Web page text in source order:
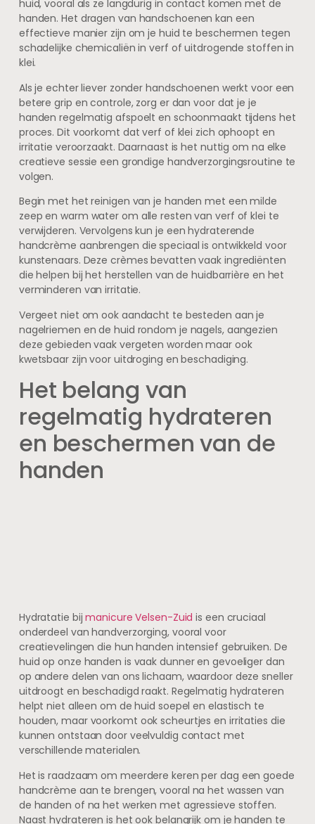
huid, vooral als ze langdurig in contact komen met de
handen. Het dragen van handschoenen kan een
effectieve manier zijn om je huid te beschermen tegen
schadelijke chemicaliën in verf of uitdrogende stoffen in
klei.
Als je echter liever zonder handschoenen werkt voor een
betere grip en controle, zorg er dan voor dat je je
handen regelmatig afspoelt en schoonmaakt tijdens het
proces. Dit voorkomt dat verf of klei zich ophoopt en
irritatie veroorzaakt. Daarnaast is het nuttig om na elke
creatieve sessie een grondige handverzorgingsroutine te
volgen.
Begin met het reinigen van je handen met een milde
zeep en warm water om alle resten van verf of klei te
verwijderen. Vervolgens kun je een hydraterende
handcrème aanbrengen die speciaal is ontwikkeld voor
kunstenaars. Deze crèmes bevatten vaak ingrediënten
die helpen bij het herstellen van de huidbarrière en het
verminderen van irritatie.
Vergeet niet om ook aandacht te besteden aan je
nagelriemen en de huid rondom je nagels, aangezien
deze gebieden vaak vergeten worden maar ook
kwetsbaar zijn voor uitdroging en beschadiging.
Het belang van
regelmatig hydrateren
en beschermen van de
handen
Hydratatie bijmanicure Velsen-Zuid is een cruciaal
onderdeel van handverzorging, vooral voor
creatievelingen die hun handen intensief gebruiken. De
huid op onze handen is vaak dunner en gevoeliger dan
op andere delen van ons lichaam, waardoor deze sneller
uitdroogt en beschadigd raakt. Regelmatig hydrateren
helpt niet alleen om de huid soepel en elastisch te
houden, maar voorkomt ook scheurtjes en irritaties die
kunnen ontstaan door veelvuldig contact met
verschillende materialen.
Het is raadzaam om meerdere keren per dag een goede
handcrème aan te brengen, vooral na het wassen van
de handen of na het werken met agressieve stoffen.
Naast hydrateren is het ook belangrijk om je handen te